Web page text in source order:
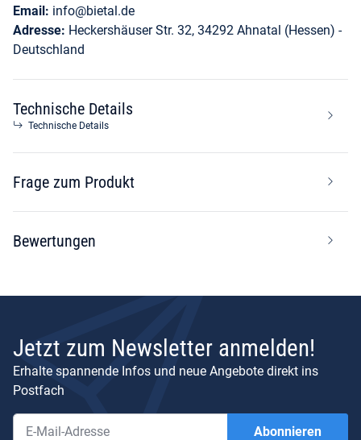
Email: info@bietal.de
Adresse: Heckershäuser Str. 32, 34292 Ahnatal (Hessen) -
Deutschland
Technische Details
Technische Details
Frage zum Produkt
Bewertungen
Jetzt zum Newsletter anmelden!
Erhalte spannende Infos und neue Angebote direkt ins
Postfach
Abonnieren